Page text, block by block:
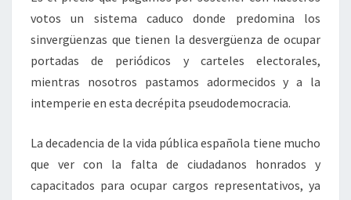
votos un sistema caduco donde predomina los
sinvergüenzas que tienen la desvergüenza de ocupar
portadas de periódicos y carteles electorales,
mientras nosotros pastamos adormecidos y a la
intemperie en esta decrépita pseudodemocracia.
La decadencia de la vida pública española tiene mucho
que ver con la falta de ciudadanos honrados y
capacitados para ocupar cargos representativos, ya